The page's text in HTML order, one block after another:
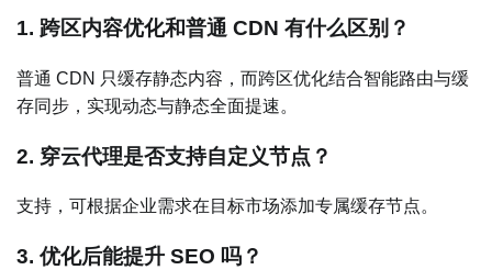
1. 跨区内容优化和普通 CDN 有什么区别？
普通 CDN 只缓存静态内容，而跨区优化结合智能路由与缓
存同步，实现动态与静态全面提速。
2. 穿云代理是否支持自定义节点？
支持，可根据企业需求在目标市场添加专属缓存节点。
3. 优化后能提升 SEO 吗？